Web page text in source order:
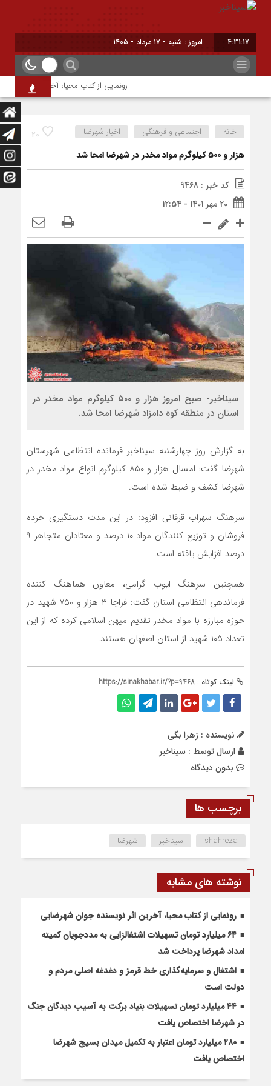
4:31:17 امروز : شنبه - ۱۷ مرداد - ۱۴۰۵
رونمایی از کتاب محیا، آخرین اثر
20 خانه اجتماعی و فرهنگی اخبار شهرضا
هزار و ۵۰۰ کیلوگرم مواد مخدر در شهرضا امحا شد
کد خبر : 9468
20 مهر 1401 - 12:54
سیناخبر- صبح امروز هزار و 500 کیلوگرم مواد مخدر در
استان در منطقه کوه دامزاد شهرضا امحا شد.
به گزارش روز چهارشنبه سیناخبر فرمانده انتظامی شهرستان
شهرضا گفت: امسال هزار و ۸۵۰ کیلوگرم انواع مواد مخدر در
شهرضا کشف و ضبط شده است.
سرهنگ سهراب قرقانی افزود: در این مدت دستگیری خرده
فروشان و توزیع کنندگان مواد ۱۰ درصد و معتادان متجاهر ۹
درصد افزایش یافته است.
همچنین سرهنگ ایوب گرامی، معاون هماهنگ کننده
فرماندهی انتظامی استان گفت: فراجا ۳ هزار و ۷۵۰ شهید در
حوزه مبارزه با مواد مخدر تقدیم میهن اسلامی کرده که از این
تعداد ۱۰۵ شهید از استان اصفهان هستند.
لینک کوتاه : https://sinakhabar.ir/?p=9468
نویسنده : زهرا بگی
ارسال توسط : سیناخبر
بدون دیدگاه
برچسب ها
shahreza سیناخبر شهرضا
نوشته های مشابه
رونمایی از کتاب محیا، آخرین اثر نویسنده جوان شهرضایی
۶۴ میلیارد تومان تسهیلات اشتغالزایی به مددجویان کمیته
امداد شهرضا پرداخت شد
اشتغال و سرمایه‌گذاری خط قرمز و دغدغه اصلی مردم و
دولت است
۴۴ میلیارد تومان تسهیلات بنیاد برکت به آسیب دیدگان جنگ
در شهرضا اختصاص یافت
۲۸۰ میلیارد تومان اعتبار به تکمیل میدان بسیج شهرضا
اختصاص یافت